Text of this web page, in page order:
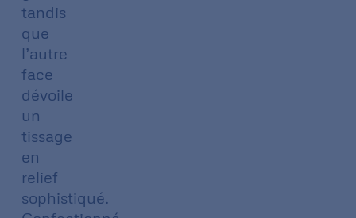
tandis
que
l’autre
face
dévoile
un
tissage
en
relief
sophistiqué.